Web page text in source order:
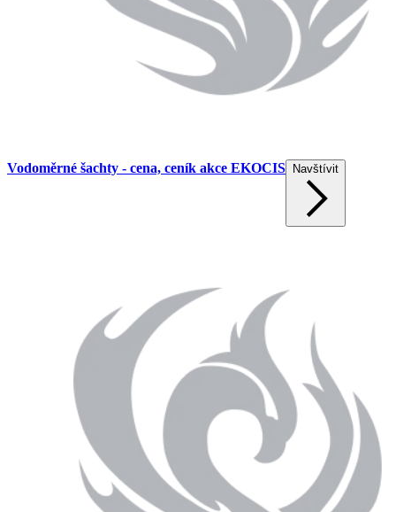
Vodoměrné šachty - cena, ceník akce EKOCIS Navštívit